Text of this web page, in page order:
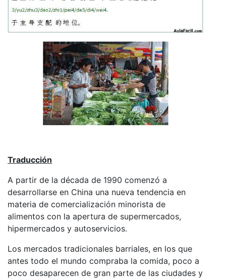
Traducción
A partir de la década de 1990 comenzó a
desarrollarse en China una nueva tendencia en
materia de comercialización minorista de
alimentos con la apertura de supermercados,
hipermercados y autoservicios.
Los mercados tradicionales barriales, en los que
antes todo el mundo compraba la comida, poco a
poco desaparecen de gran parte de las ciudades y